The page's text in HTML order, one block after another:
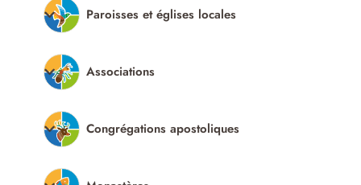
Paroisses et églises locales
Associations
Congrégations apostoliques